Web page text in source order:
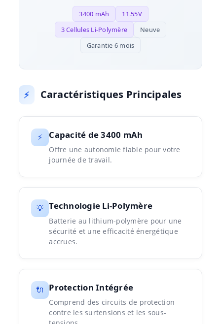
3400 mAh
11.55V
3 Cellules Li-Polymère
Neuve
Garantie 6 mois
⚡ Caractéristiques Principales
⚡ Capacité de 3400 mAh
Offre une autonomie fiable pour votre
journée de travail.
💡 Technologie Li-Polymère
Batterie au lithium-polymère pour une
sécurité et une efficacité énergétique
accrues.
🔌 Protection Intégrée
Comprend des circuits de protection
contre les surtensions et les sous-